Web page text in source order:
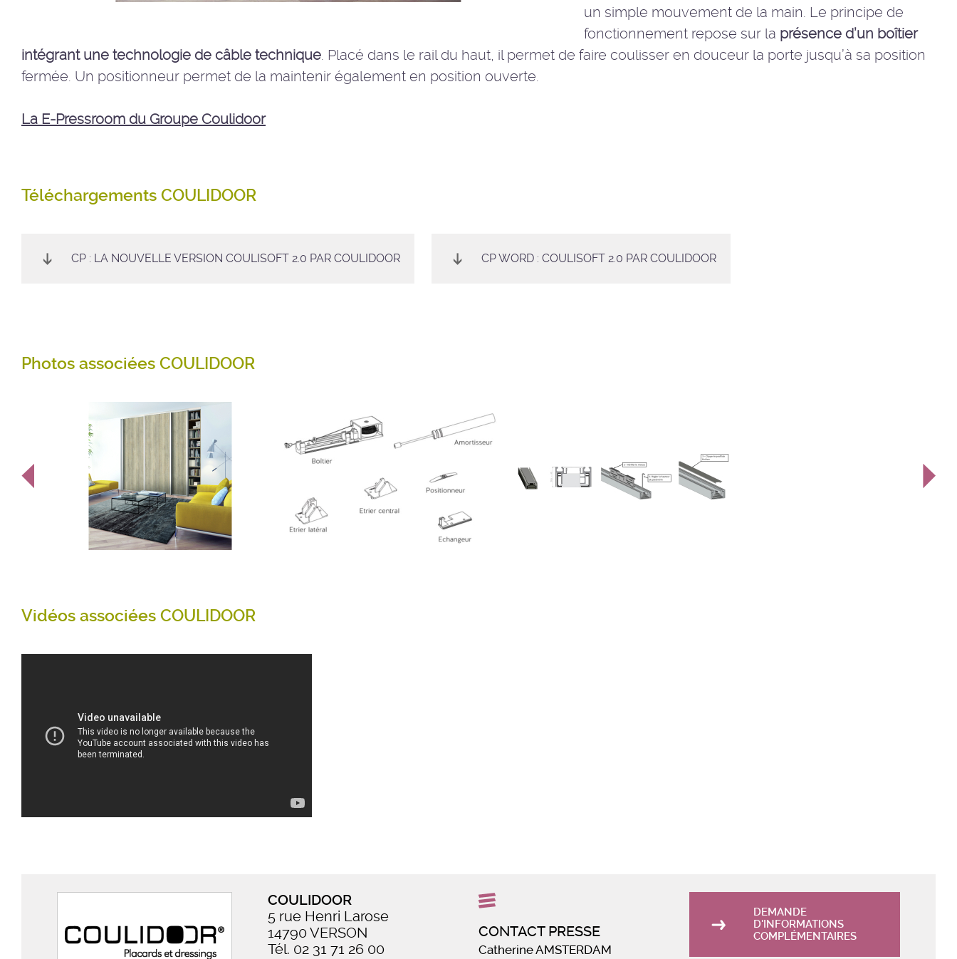
un simple mouvement de la main. Le principe de
fonctionnement repose sur la présence d’un boîtier
intégrant une technologie de câble technique . Placé dans le rail du haut, il permet de faire coulisser en douceur la porte jusqu’à sa position
fermée. Un positionneur permet de la maintenir également en position ouverte.
La E-Pressroom du Groupe Coulidoor
Téléchargements COULIDOOR
CP : LA NOUVELLE VERSION COULISOFT 2.0 PAR COULIDOOR CP WORD : COULISOFT 2.0 PAR COULIDOOR
Photos associées COULIDOOR
Vidéos associées COULIDOOR
COULIDOOR
5 rue Henri Larose
14790 VERSON
Tél. 02 31 71 26 00
CONTACT PRESSE
Catherine AMSTERDAM
DEMANDE
D'INFORMATIONS
COMPLÉMENTAIRES